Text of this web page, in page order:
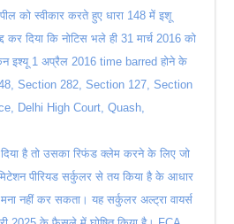
को स्वीकार करते हुए धारा 148 में इशू
कर दिया कि नोटिस भले ही 31 मार्च 2016 को
इश्यू 1 अप्रैल 2016 time barred होने के
Section 282, Section 127, Section
Delhi High Court, Quash,
दिया है तो उसका रिफंड क्लेम करने के लिए जो
पीरियड सर्कुलर से तय किया है के आधार
नहीं कर सकता। यह सर्कुलर अल्ट्रा वायर्स